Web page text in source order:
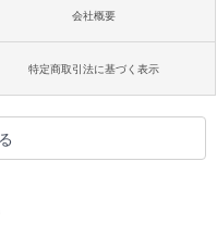
会社概要
特定商取引法に基づく表示